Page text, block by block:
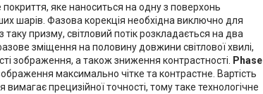
яке наноситься на одну з поверхонь
шарів. Фазова корекція необхідна виключно для
призму, світловий потік розкладається на два
зміщення на половину довжини світлової хвилі,
зображення, а також зниження контрастності.
Phase
максимально чітке та контрастне. Вартість
прецизійної точності, тому таке технологічне